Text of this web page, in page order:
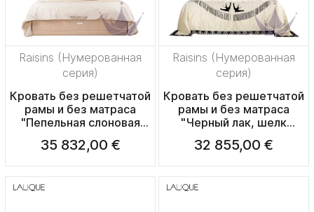
Raisins (Нумерованная
серия)
Кровать без решетчатой
рамы и без матраса
"Пепельная слоновая
кость" (Матрас:
228x214x160см
35 832,00 €
Raisins (Нумерованная
серия)
Кровать без решетчатой
рамы и без матраса
"Черный лак, шелк
180x200см)
32 855,00 €